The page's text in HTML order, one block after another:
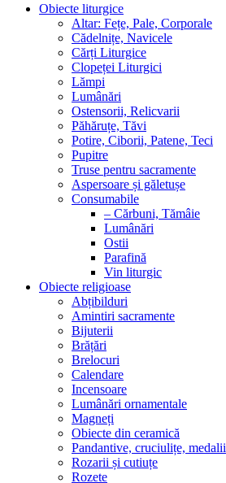
Obiecte liturgice
Altar: Fețe, Pale, Corporale
Cădelnițe, Navicele
Cărți Liturgice
Clopeței Liturgici
Lămpi
Lumânări
Ostensorii, Relicvarii
Păhăruțe, Tăvi
Potire, Ciborii, Patene, Teci
Pupitre
Truse pentru sacramente
Aspersoare și găletușe
Consumabile
– Cărbuni, Tămâie
Lumânări
Ostii
Parafină
Vin liturgic
Obiecte religioase
Abțibilduri
Amintiri sacramente
Bijuterii
Brățări
Brelocuri
Calendare
Incensoare
Lumânări ornamentale
Magneți
Obiecte din ceramică
Pandantive, cruciulițe, medalii
Rozarii și cutiuțe
Rozete